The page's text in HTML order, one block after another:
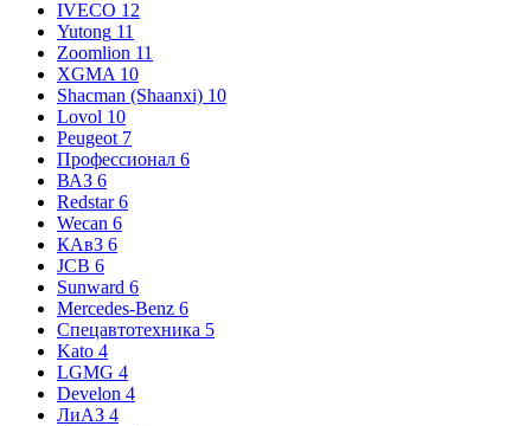
IVECO 12
Yutong 11
Zoomlion 11
XGMA 10
Shacman (Shaanxi) 10
Lovol 10
Peugeot 7
Профессионал 6
ВАЗ 6
Redstar 6
Wecan 6
КАвЗ 6
JCB 6
Sunward 6
Mercedes-Benz 6
Спецавтотехника 5
Kato 4
LGMG 4
Develon 4
ЛиАЗ 4